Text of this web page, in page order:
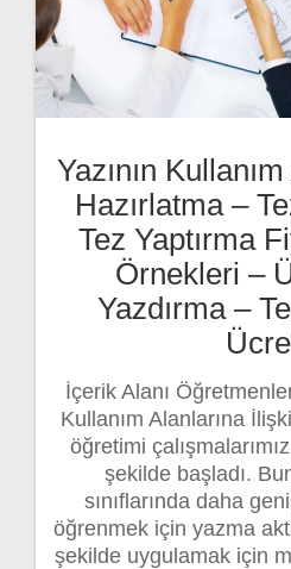
Yazının
Hazırlatma –
Tez Yaptırma
Örnekleri –
Yazdırma –
İçerik Alanı
Kullanım Alanlarına
öğretimi
şekilde başladı.
sınıflarında daha
öğrenmek için yazma
şekilde uygulamak için